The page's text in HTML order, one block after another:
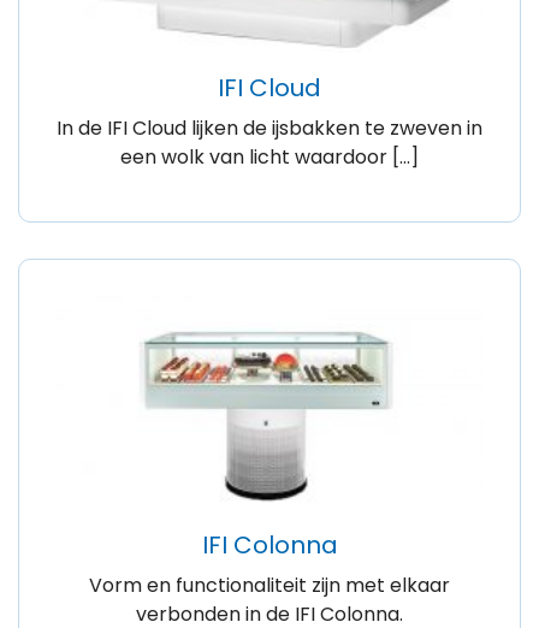
IFI Cloud
In de IFI Cloud lijken de ijsbakken te zweven in
een wolk van licht waardoor […]
IFI Colonna
Vorm en functionaliteit zijn met elkaar
verbonden in de IFI Colonna.